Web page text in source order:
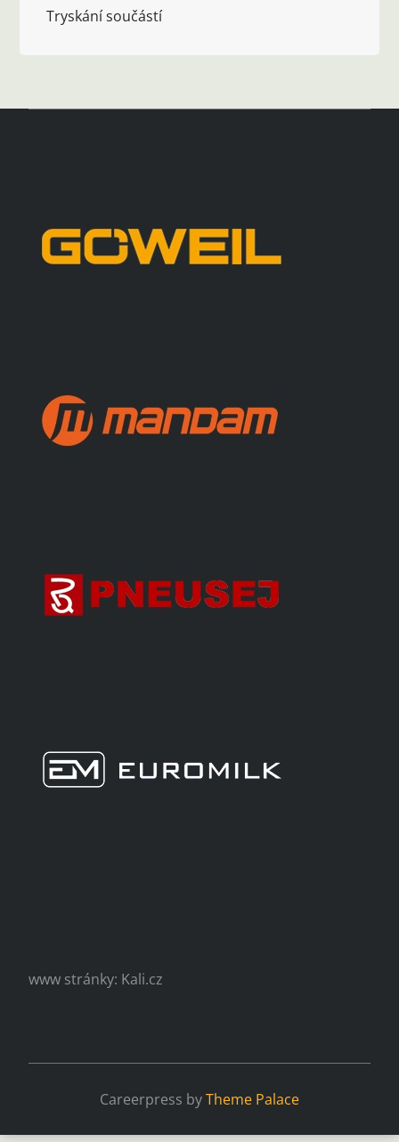
Tryskání součástí
www stránky: Kali.cz
Careerpress byTheme Palace